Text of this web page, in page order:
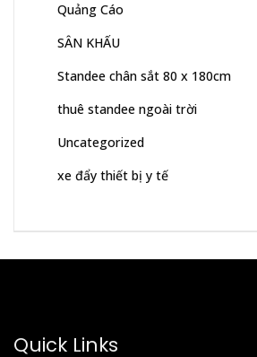
Quảng Cáo
SÂN KHẤU
Standee chân sắt 80 x 180cm
thuê standee ngoài trời
Uncategorized
xe đẩy thiết bị y tế
Quick Links